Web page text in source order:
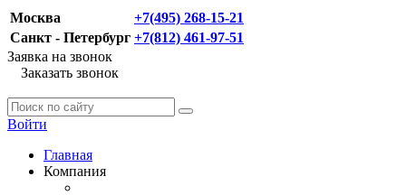
Москва
+7(495) 268-15-21
Санкт - Петербург +7(812) 461-97-51
Заявка на звонок
Заказать звонок
Войти
Главная
Компания